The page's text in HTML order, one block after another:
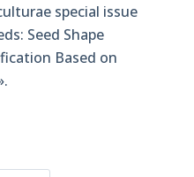
special issue
Seed Shape
Based on